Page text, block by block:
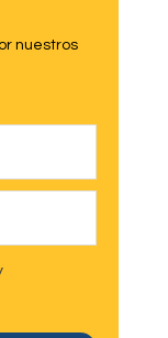
nuestros